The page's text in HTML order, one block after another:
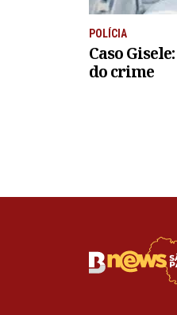
POLÍCIA
Caso
do crime